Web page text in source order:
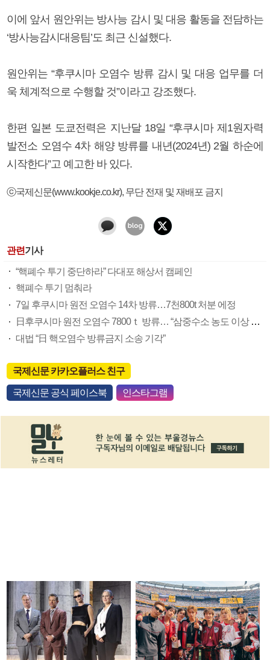
이에 앞서 원안위는 방사능 감시 및 대응 활동을 전담하는
‘방사능감시대응팀’도 최근 신설했다.
원안위는 “후쿠시마 오염수 방류 감시 및 대응 업무를 더
욱 체계적으로 수행할 것”이라고 강조했다.
한편 일본 도쿄전력은 지난달 18일 “후쿠시마 제1원자력
발전소 오염수 4차 해양 방류를 내년(2024년) 2월 하순에
시작한다”고 예고한 바 있다.
ⓒ국제신문(www.kookje.co.kr), 무단 전재 및 재배포 금지
관련기사
“핵폐수 투기 중단하라” 다대포 해상서 캠페인
핵폐수 투기 멈춰라
7일 후쿠시마 원전 오염수 14차 방류…7천800t 처분 에정
日후쿠시마 원전 오염수 7800ｔ 방류… “삼중수소 농도 이상 없어”
대법 “日 핵오염수 방류금지 소송 기각”
국제신문 카카오플러스 친구
국제신문 공식 페이스북 인스타그램